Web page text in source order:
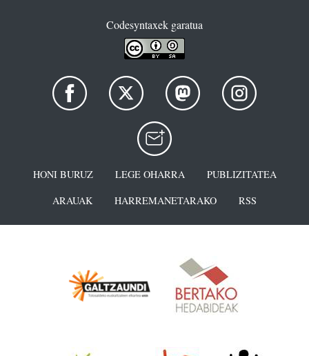
Codesyntaxek garatua
HONI BURUZ LEGE OHARRA
PUBLIZITATEA
ARAUAK
HARREMANETARAKO RSS